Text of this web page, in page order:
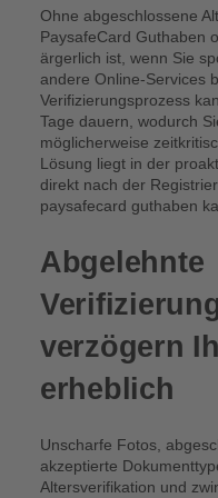
Ohne abgeschlossene
PaysafeCard Guthaben
ärgerlich ist, wenn Sie
andere Online-Services
Verifizierungsprozess
Tage dauern, wodurch
möglicherweise
Lösung liegt in der
direkt nach der
paysafecard guthaben
Abgelehnte
verzögern
erheblich
Unscharfe Fotos,
akzeptierte
Altersverifikation und